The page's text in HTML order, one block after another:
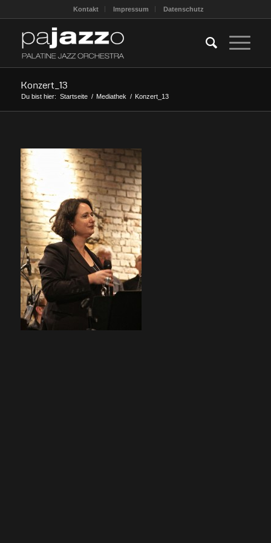
Kontakt Impressum Datenschutz
Konzert_13
Du bist hier: Startseite / Mediathek / Konzert_13